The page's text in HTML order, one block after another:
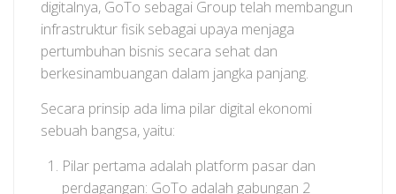
digitalnya, GoTo sebagai Group telah membangun
infrastruktur fisik sebagai upaya menjaga
pertumbuhan bisnis secara sehat dan
berkesinambuangan dalam jangka panjang.
Secara prinsip ada lima pilar digital ekonomi
sebuah bangsa, yaitu:
Pilar pertama adalah platform pasar dan
perdagangan: GoTo adalah gabungan 2